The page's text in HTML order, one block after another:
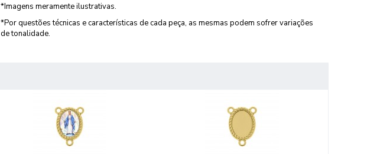
*Imagens meramente ilustrativas.
*Por questões técnicas e características de cada peça, as mesmas podem sofrer variações
de tonalidade.